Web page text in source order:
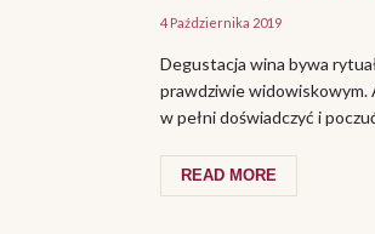
kipera
4 Października 2019
Degustacja wina bywa
prawdziwie widowiskowym.
w pełni doświadczyć i
walory trunku, należy ...
READ MORE